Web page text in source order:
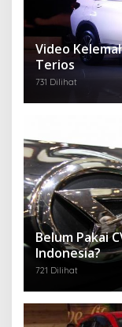
Video
Terios
731 Dilihat
Belum Pakai
Indonesia?
721 Dilihat